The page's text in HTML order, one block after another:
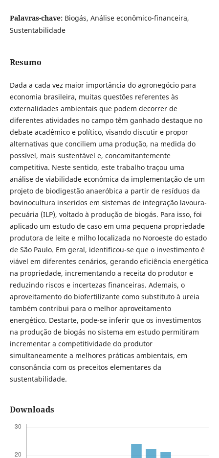
Palavras-chave: Biogás, Análise econômico-financeira,
Sustentabilidade
Resumo
Dada a cada vez maior importância do agronegócio para
economia brasileira, muitas questões referentes às
externalidades ambientais que podem decorrer de
diferentes atividades no campo têm ganhado destaque no
debate acadêmico e político, visando discutir e propor
alternativas que conciliem uma produção, na medida do
possível, mais sustentável e, concomitantemente
competitiva. Neste sentido, este trabalho traçou uma
análise de viabilidade econômica da implementação de um
projeto de biodigestão anaeróbica a partir de resíduos da
bovinocultura inseridos em sistemas de integração lavoura-
pecuária (ILP), voltado à produção de biogás. Para isso, foi
aplicado um estudo de caso em uma pequena propriedade
produtora de leite e milho localizada no Noroeste do estado
de São Paulo. Em geral, identificou-se que o investimento é
viável em diferentes cenários, gerando eficiência energética
na propriedade, incrementando a receita do produtor e
reduzindo riscos e incertezas financeiras. Ademais, o
aproveitamento do biofertilizante como substituto à ureia
também contribui para o melhor aproveitamento
energético. Destarte, pode-se inferir que os investimentos
na produção de biogás no sistema em estudo permitiram
incrementar a competitividade do produtor
simultaneamente a melhores práticas ambientais, em
consonância com os preceitos elementares da
sustentabilidade.
Downloads